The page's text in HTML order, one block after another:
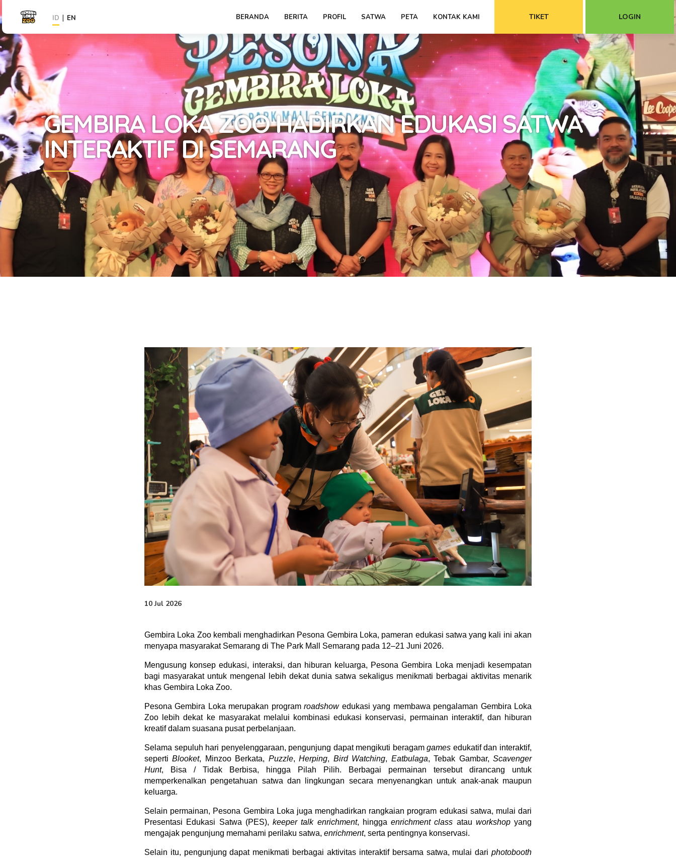
ID | EN BERANDA BERITA PROFIL SATWA PETA KONTAK KAMI TIKET LOGIN
GEMBIRA LOKA ZOO HADIRKAN EDUKASI SATWA
INTERAKTIF DI SEMARANG
10 Jul 2026
Gembira Loka Zoo kembali menghadirkan Pesona Gembira Loka, pameran edukasi satwa yang kali ini akan
menyapa masyarakat Semarang di The Park Mall Semarang pada 12–21 Juni 2026.
Mengusung konsep edukasi, interaksi, dan hiburan keluarga, Pesona Gembira Loka menjadi kesempatan
bagi masyarakat untuk mengenal lebih dekat dunia satwa sekaligus menikmati berbagai aktivitas menarik
khas Gembira Loka Zoo.
Pesona Gembira Loka merupakan program roadshow edukasi yang membawa pengalaman Gembira Loka
Zoo lebih dekat ke masyarakat melalui kombinasi edukasi konservasi, permainan interaktif, dan hiburan
kreatif dalam suasana pusat perbelanjaan.
Selama sepuluh hari penyelenggaraan, pengunjung dapat mengikuti beragam games edukatif dan interaktif,
seperti Blooket, Minzoo Berkata, Puzzle, Herping, Bird Watching, Eatbulaga, Tebak Gambar, Scavenger
Hunt, Bisa / Tidak Berbisa, hingga Pilah Pilih. Berbagai permainan tersebut dirancang untuk
memperkenalkan pengetahuan satwa dan lingkungan secara menyenangkan untuk anak-anak maupun
keluarga.
Selain permainan, Pesona Gembira Loka juga menghadirkan rangkaian program edukasi satwa, mulai dari
Presentasi Edukasi Satwa (PES), keeper talk enrichment, hingga enrichment class atau workshop yang
mengajak pengunjung memahami perilaku satwa, enrichment, serta pentingnya konservasi.
Selain itu, pengunjung dapat menikmati berbagai aktivitas interaktif bersama satwa, mulai dari